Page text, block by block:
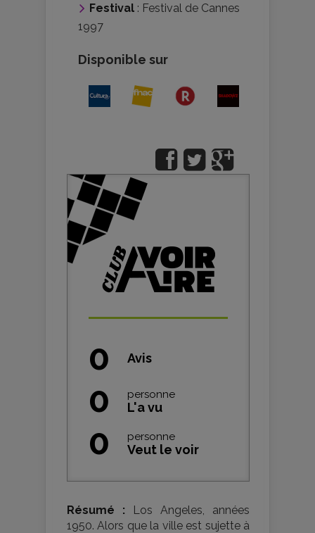
Festival : Festival de Cannes
1997
Disponible sur
0 Avis
0 personne
L'a vu
0 personne
Veut le voir
Résumé : Los Angeles, années
1950. Alors que la ville est sujette à